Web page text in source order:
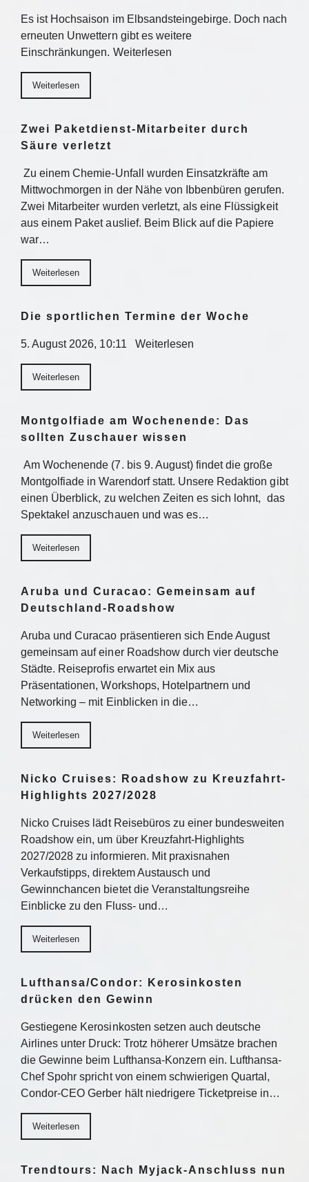
Es ist Hochsaison im Elbsandsteingebirge. Doch nach
erneuten Unwettern gibt es weitere
Einschränkungen. Weiterlesen
Weiterlesen
Zwei Paketdienst-Mitarbeiter durch
Säure verletzt
Zu einem Chemie-Unfall wurden Einsatzkräfte am
Mittwochmorgen in der Nähe von Ibbenbüren gerufen.
Zwei Mitarbeiter wurden verletzt, als eine Flüssigkeit
aus einem Paket auslief. Beim Blick auf die Papiere
war…
Weiterlesen
Die sportlichen Termine der Woche
5. August 2026, 10:11 Weiterlesen
Weiterlesen
Montgolfiade am Wochenende: Das
sollten Zuschauer wissen
Am Wochenende (7. bis 9. August) findet die große
Montgolfiade in Warendorf statt. Unsere Redaktion gibt
einen Überblick, zu welchen Zeiten es sich lohnt, das
Spektakel anzuschauen und was es…
Weiterlesen
Aruba und Curacao: Gemeinsam auf
Deutschland-Roadshow
Aruba und Curacao präsentieren sich Ende August
gemeinsam auf einer Roadshow durch vier deutsche
Städte. Reiseprofis erwartet ein Mix aus
Präsentationen, Workshops, Hotelpartnern und
Networking – mit Einblicken in die…
Weiterlesen
Nicko Cruises: Roadshow zu Kreuzfahrt-
Highlights 2027/2028
Nicko Cruises lädt Reisebüros zu einer bundesweiten
Roadshow ein, um über Kreuzfahrt-Highlights
2027/2028 zu informieren. Mit praxisnahen
Verkaufstipps, direktem Austausch und
Gewinnchancen bietet die Veranstaltungsreihe
Einblicke zu den Fluss- und…
Weiterlesen
Lufthansa/Condor: Kerosinkosten
drücken den Gewinn
Gestiegene Kerosinkosten setzen auch deutsche
Airlines unter Druck: Trotz höherer Umsätze brachen
die Gewinne beim Lufthansa-Konzern ein. Lufthansa-
Chef Spohr spricht von einem schwierigen Quartal,
Condor-CEO Gerber hält niedrigere Ticketpreise in…
Weiterlesen
Trendtours: Nach Myjack-Anschluss nun